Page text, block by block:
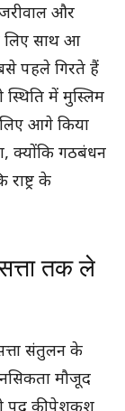
और
लिए साथ आ
पहले गिरते हैं
में मुस्लिम
लिए आगे किया
क्योंकि गठबंधन
के
तक ले
संतुलन के
मौजूद